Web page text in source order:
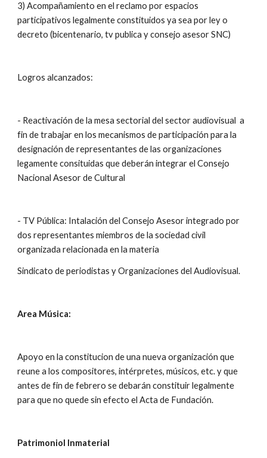
3) Acompañamiento en el reclamo por espacios
participativos legalmente constituidos ya sea por ley o
decreto (bicentenario, tv publica y consejo asesor SNC)
Logros alcanzados:
- Reactivación de la mesa sectorial del sector audiovisual  a
fin de trabajar en los mecanismos de participación para la
designación de representantes de las organizaciones
legamente consituidas que deberán integrar el Consejo
Nacional Asesor de Cultural
- TV Pública: Intalación del Consejo Asesor integrado por
dos representantes miembros de la sociedad civil
organizada relacionada en la materia
Sindicato de periodistas y Organizaciones del Audiovisual.
Area Música:
Apoyo en la constitucion de una nueva organización que
reune a los compositores, intérpretes, músicos, etc. y que
antes de fin de febrero se debarán constituir legalmente
para que no quede sin efecto el Acta de Fundación.
Patrimoniol Inmaterial